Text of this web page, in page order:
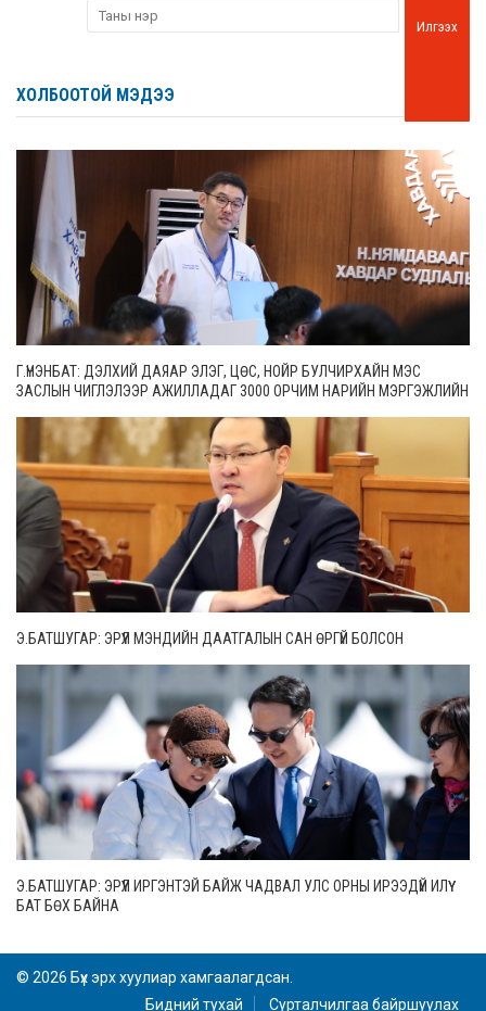
Илгээх
ХОЛБООТОЙ МЭДЭЭ
Г.ҮНЭНБАТ: ДЭЛХИЙ ДАЯАР ЭЛЭГ, ЦӨС, НОЙР БУЛЧИРХАЙН МЭС
ЗАСЛЫН ЧИГЛЭЛЭЭР АЖИЛЛАДАГ 3000 ОРЧИМ НАРИЙН МЭРГЭЖЛИЙН
Э.БАТШУГАР: ЭРҮҮЛ МЭНДИЙН ДААТГАЛЫН САН ӨРГҮЙ БОЛСОН
Э.БАТШУГАР: ЭРҮҮЛ ИРГЭНТЭЙ БАЙЖ ЧАДВАЛ УЛС ОРНЫ ИРЭЭДҮЙ ИЛҮҮ
БАТ БӨХ БАЙНА
© 2026 Бүх эрх хуулиар хамгаалагдсан.
Бидний тухай
Сурталчилгаа байршуулах